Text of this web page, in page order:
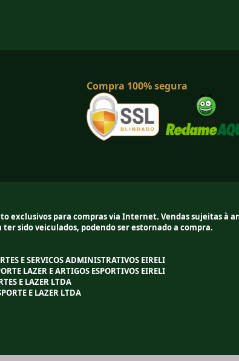
Compra 100% segura
exclusivos para compras via Internet. Vendas sujeitas
sido veiculados, podendo ser estornado a compra.
E SERVICOS ADMINISTRATIVOS EIRELI
LAZER E ARTIGOS ESPORTIVOS EIRELI
E LAZER LTDA
E LAZER LTDA